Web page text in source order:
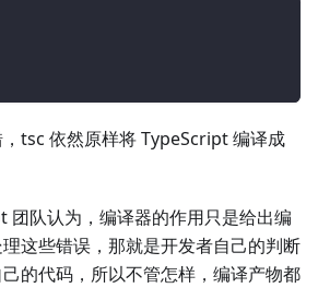
tsc 依然原样将 TypeScript 编译成
团队认为，编译器的作用只是给出编
这些错误，那就是开发者自己的判断
的代码，所以不管怎样，编译产物都